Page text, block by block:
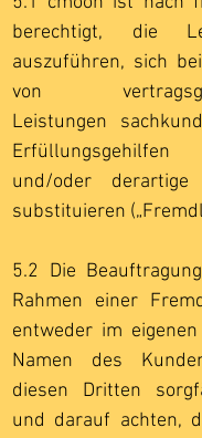
berechtigt, die
auszuführen, sich
von
Leistungen
und/oder
substituieren
5.2 Die
Rahmen einer
entweder im
Namen des
diesen Dritten
und darauf achten,